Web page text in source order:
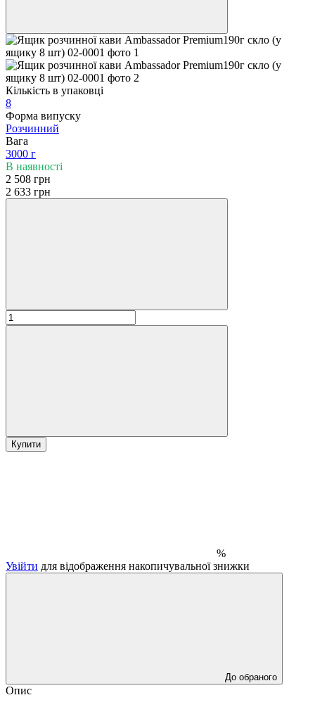
Кількість в упаковці
8
Форма випуску
Розчинний
Вага
3000 г
В наявності
2 508 грн
2 633 грн
Купити
%
Увійти для відображення накопичувальної знижки
До обраного
Опис